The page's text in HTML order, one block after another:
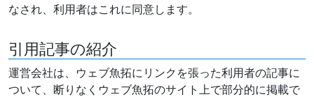
なされ、利用者はこれに同意します。
引用記事の紹介
運営会社は、ウェブ魚拓にリンクを張った利用者の記事に
ついて、断りなくウェブ魚拓のサイト上で部分的に掲載で